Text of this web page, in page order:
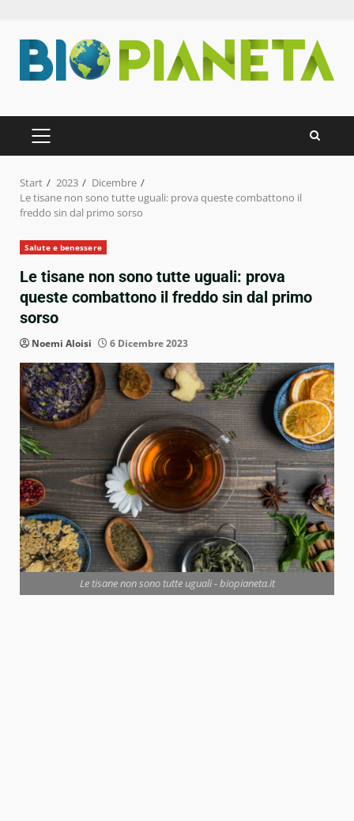
Inhalt
springen
PRIMÄRES
MENÜ
Start 2023
Dicembre
Le tisane non sono tutte uguali: prova queste combattono il
freddo sin dal primo sorso
Salute e benessere
Le tisane non sono tutte uguali: prova
queste combattono il freddo sin dal primo
sorso
Noemi Aloisi 6 Dicembre 2023
Le tisane non sono tutte uguali - biopianeta.it